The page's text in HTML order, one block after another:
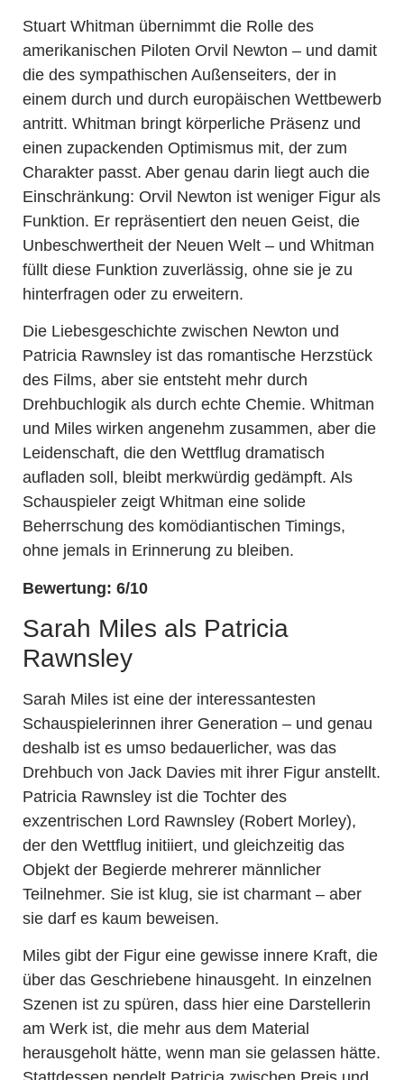
Stuart Whitman übernimmt die Rolle des
amerikanischen Piloten Orvil Newton – und damit
die des sympathischen Außenseiters, der in
einem durch und durch europäischen Wettbewerb
antritt. Whitman bringt körperliche Präsenz und
einen zupackenden Optimismus mit, der zum
Charakter passt. Aber genau darin liegt auch die
Einschränkung: Orvil Newton ist weniger Figur als
Funktion. Er repräsentiert den neuen Geist, die
Unbeschwertheit der Neuen Welt – und Whitman
füllt diese Funktion zuverlässig, ohne sie je zu
hinterfragen oder zu erweitern.
Die Liebesgeschichte zwischen Newton und
Patricia Rawnsley ist das romantische Herzstück
des Films, aber sie entsteht mehr durch
Drehbuchlogik als durch echte Chemie. Whitman
und Miles wirken angenehm zusammen, aber die
Leidenschaft, die den Wettflug dramatisch
aufladen soll, bleibt merkwürdig gedämpft. Als
Schauspieler zeigt Whitman eine solide
Beherrschung des komödiantischen Timings,
ohne jemals in Erinnerung zu bleiben.
Bewertung: 6/10
Sarah Miles als Patricia
Rawnsley
Sarah Miles ist eine der interessantesten
Schauspielerinnen ihrer Generation – und genau
deshalb ist es umso bedauerlicher, was das
Drehbuch von Jack Davies mit ihrer Figur anstellt.
Patricia Rawnsley ist die Tochter des
exzentrischen Lord Rawnsley (Robert Morley),
der den Wettflug initiiert, und gleichzeitig das
Objekt der Begierde mehrerer männlicher
Teilnehmer. Sie ist klug, sie ist charmant – aber
sie darf es kaum beweisen.
Miles gibt der Figur eine gewisse innere Kraft, die
über das Geschriebene hinausgeht. In einzelnen
Szenen ist zu spüren, dass hier eine Darstellerin
am Werk ist, die mehr aus dem Material
herausgeholt hätte, wenn man sie gelassen hätte.